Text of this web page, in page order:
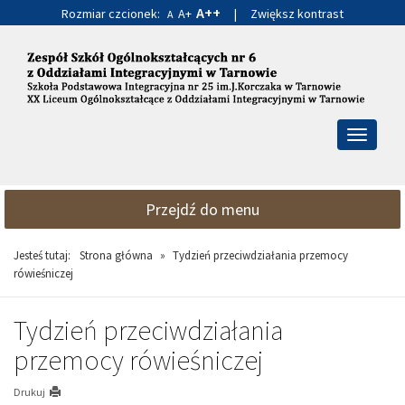
głównej
treści
wyszukiwarki
Rozmiar czcionek: A A+ A++ | Zwiększ kontrast
Przełącz
Przejdź do menu
Jesteś tutaj: Strona główna » Tydzień przeciwdziałania przemocy
rówieśniczej
Tydzień przeciwdziałania
przemocy rówieśniczej
Drukuj